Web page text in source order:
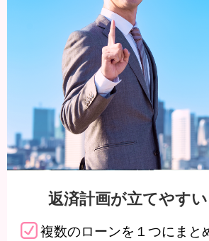
ふくぎん保証株式会社
株式会社クレディセゾン
ＳＭＢＣコンシューマーファ
株式会社
団体信用
生命保険
ローンご契約時に、ご加入の
ご加入される場合、「通常
団信保険のご加入は対象ロ
ン契約の一部の金額につい
繰上返済
手数料
返済計画が立てやす
複数のローンを１つにまと